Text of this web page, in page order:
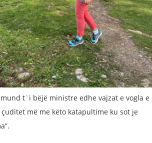
t`i bëjë ministre edhe vajzat e vogla e
më me këto katapultime ku sot je